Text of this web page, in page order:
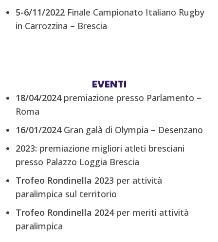
5-6/11/2022 Finale Campionato Italiano Rugby
in Carrozzina – Brescia
EVENTI
18/04/2024premiazione presso Parlamento –
Roma
16/01/2024Gran galà di Olympia – Desenzano
2023: premiazione migliori atleti bresciani
presso Palazzo Loggia Brescia
Trofeo Rondinella 2023 per attività
paralimpica sul territorio
Trofeo Rondinella 2024per meriti attività
paralimpica